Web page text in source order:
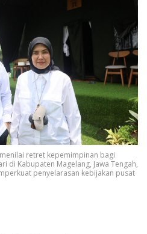
retret kepemimpinan bagi
di Kabupaten Magelang, Jawa Tengah,
penyelarasan kebijakan pusat